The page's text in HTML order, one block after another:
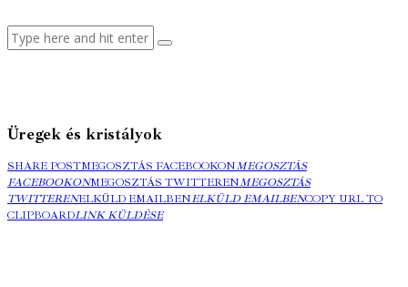
Üregek és kristályok
SHARE POSTMEGOSZTÁS FACEBOOKONMEGOSZTÁS
FACEBOOKONMEGOSZTÁS TWITTERENMEGOSZTÁS
TWITTERENELKÜLD EMAILBENELKÜLD EMAILBENCOPY URL TO
CLIPBOARDLINK KÜLDÉSE